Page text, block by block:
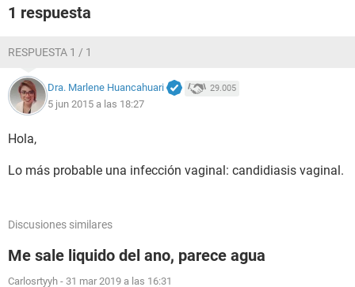
1 respuesta
RESPUESTA 1 / 1
Dra. Marlene Huancahuari 29.005
5 jun 2015 a las 18:27
Hola,
Lo más probable una infección vaginal: candidiasis vaginal.
Discusiones similares
Me sale liquido del ano, parece agua
Carlosrtyyh - 31 mar 2019 a las 16:31